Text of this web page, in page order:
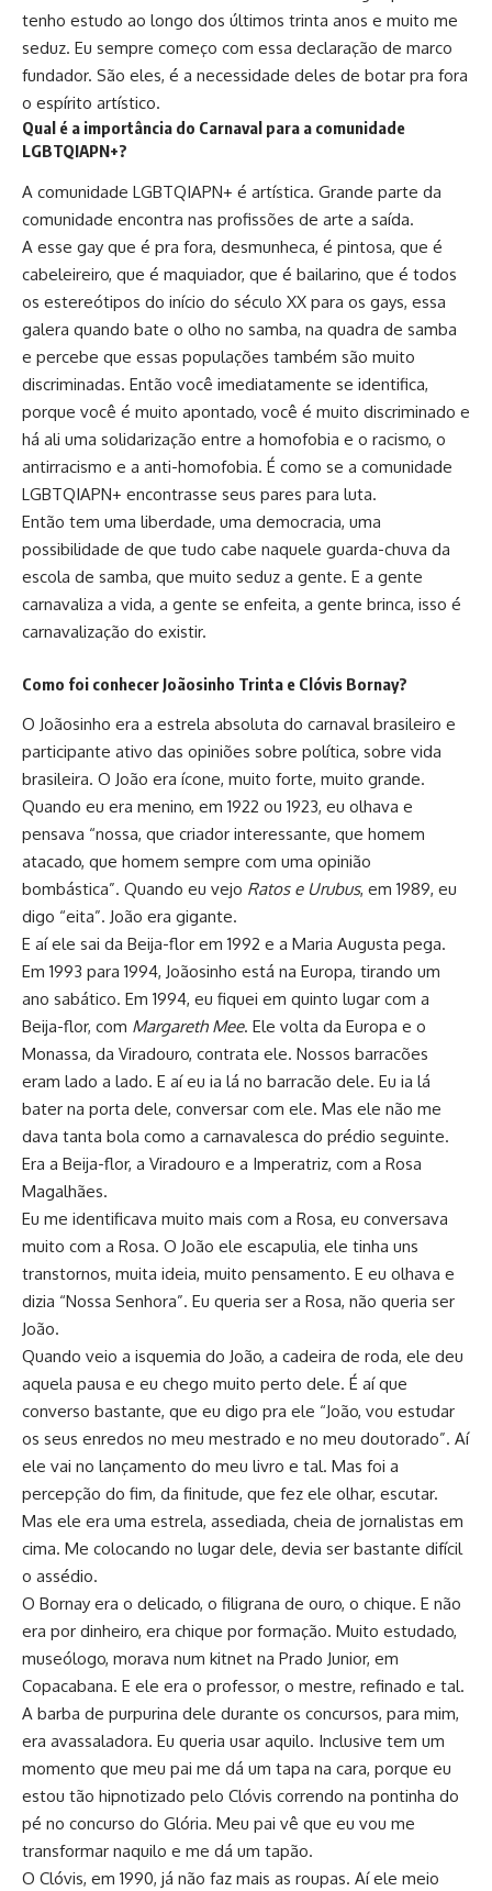
tenho estudo ao longo dos últimos trinta anos e muito me
seduz. Eu sempre começo com essa declaração de marco
fundador. São eles, é a necessidade deles de botar pra fora
o espírito artístico.
Qual é a importância do Carnaval para a comunidade
LGBTQIAPN+?
A comunidade LGBTQIAPN+ é artística. Grande parte da
comunidade encontra nas profissões de arte a saída.
A esse gay que é pra fora, desmunheca, é pintosa, que é
cabeleireiro, que é maquiador, que é bailarino, que é todos
os estereótipos do início do século XX para os gays, essa
galera quando bate o olho no samba, na quadra de samba
e percebe que essas populações também são muito
discriminadas. Então você imediatamente se identifica,
porque você é muito apontado, você é muito discriminado e
há ali uma solidarização entre a homofobia e o racismo, o
antirracismo e a anti-homofobia. É como se a comunidade
LGBTQIAPN+ encontrasse seus pares para luta.
Então tem uma liberdade, uma democracia, uma
possibilidade de que tudo cabe naquele guarda-chuva da
escola de samba, que muito seduz a gente. E a gente
carnavaliza a vida, a gente se enfeita, a gente brinca, isso é
carnavalização do existir.
Como foi conhecer Joãosinho Trinta e Clóvis Bornay?
O Joãosinho era a estrela absoluta do carnaval brasileiro e
participante ativo das opiniões sobre política, sobre vida
brasileira. O João era ícone, muito forte, muito grande.
Quando eu era menino, em 1922 ou 1923, eu olhava e
pensava “nossa, que criador interessante, que homem
atacado, que homem sempre com uma opinião
bombástica”. Quando eu vejo Ratos e Urubus, em 1989, eu
digo “eita”. João era gigante.
E aí ele sai da Beija-flor em 1992 e a Maria Augusta pega.
Em 1993 para 1994, Joãosinho está na Europa, tirando um
ano sabático. Em 1994, eu fiquei em quinto lugar com a
Beija-flor, com Margareth Mee. Ele volta da Europa e o
Monassa, da Viradouro, contrata ele. Nossos barracões
eram lado a lado. E aí eu ia lá no barracão dele. Eu ia lá
bater na porta dele, conversar com ele. Mas ele não me
dava tanta bola como a carnavalesca do prédio seguinte.
Era a Beija-flor, a Viradouro e a Imperatriz, com a Rosa
Magalhães.
Eu me identificava muito mais com a Rosa, eu conversava
muito com a Rosa. O João ele escapulia, ele tinha uns
transtornos, muita ideia, muito pensamento. E eu olhava e
dizia “Nossa Senhora”. Eu queria ser a Rosa, não queria ser
João.
Quando veio a isquemia do João, a cadeira de roda, ele deu
aquela pausa e eu chego muito perto dele. É aí que
converso bastante, que eu digo pra ele “João, vou estudar
os seus enredos no meu mestrado e no meu doutorado”. Aí
ele vai no lançamento do meu livro e tal. Mas foi a
percepção do fim, da finitude, que fez ele olhar, escutar.
Mas ele era uma estrela, assediada, cheia de jornalistas em
cima. Me colocando no lugar dele, devia ser bastante difícil
o assédio.
O Bornay era o delicado, o filigrana de ouro, o chique. E não
era por dinheiro, era chique por formação. Muito estudado,
museólogo, morava num kitnet na Prado Junior, em
Copacabana. E ele era o professor, o mestre, refinado e tal.
A barba de purpurina dele durante os concursos, para mim,
era avassaladora. Eu queria usar aquilo. Inclusive tem um
momento que meu pai me dá um tapa na cara, porque eu
estou tão hipnotizado pelo Clóvis correndo na pontinha do
pé no concurso do Glória. Meu pai vê que eu vou me
transformar naquilo e me dá um tapão.
O Clóvis, em 1990, já não faz mais as roupas. Aí ele meio